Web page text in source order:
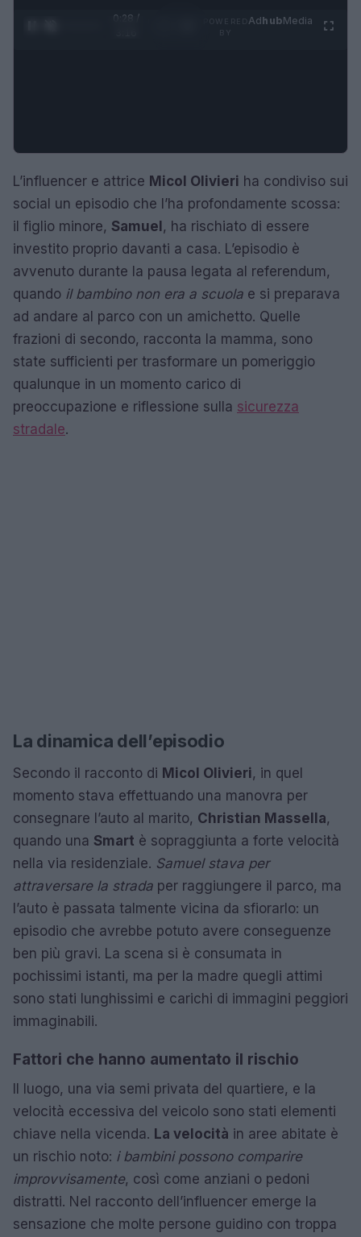
0:29 /
AdhubMedia
L’influencer e attrice Micol Olivieri ha condiviso sui
social un episodio che l’ha profondamente scossa:
il figlio minore, Samuel, ha rischiato di essere
investito proprio davanti a casa. L’episodio è
avvenuto durante la pausa legata al referendum,
quando il bambino non era a scuola e si preparava
ad andare al parco con un amichetto. Quelle
frazioni di secondo, racconta la mamma, sono
state sufficienti per trasformare un pomeriggio
qualunque in un momento carico di
preoccupazione e riflessione sulla sicurezza
stradale.
La dinamica dell’episodio
Secondo il racconto di Micol Olivieri, in quel
momento stava effettuando una manovra per
consegnare l’auto al marito, Christian Massella,
quando una Smart è sopraggiunta a forte velocità
nella via residenziale. Samuel stava per
attraversare la strada per raggiungere il parco, ma
l’auto è passata talmente vicina da sfiorarlo: un
episodio che avrebbe potuto avere conseguenze
ben più gravi. La scena si è consumata in
pochissimi istanti, ma per la madre quegli attimi
sono stati lunghissimi e carichi di immagini peggiori
immaginabili.
Fattori che hanno aumentato il rischio
Il luogo, una via semi privata del quartiere, e la
velocità eccessiva del veicolo sono stati elementi
chiave nella vicenda. La velocità in aree abitate è
un rischio noto: i bambini possono comparire
improvvisamente, così come anziani o pedoni
distratti. Nel racconto dell’influencer emerge la
sensazione che molte persone guidino con troppa